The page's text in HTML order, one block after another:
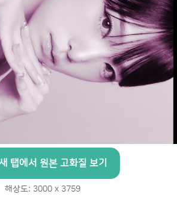
탭에서 원본 고화질 보기
해상도: 3000 x 3759